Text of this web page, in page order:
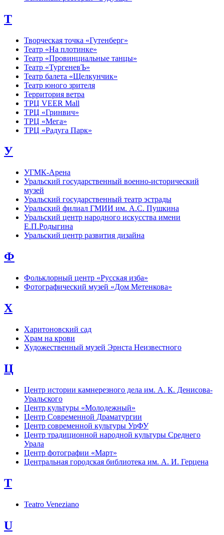
Т
Творческая точка «Гутенберг»
Театр «На плотинке»
Театр «Провинциальные танцы»
Театр «ТургеневЪ»
Театр балета «Щелкунчик»
Театр юного зрителя
Территория ветра
ТРЦ VEER Mall
ТРЦ «Гринвич»
ТРЦ «Мега»
ТРЦ «Радуга Парк»
У
УГМК-Арена
Уральский государственный военно-исторический
музей
Уральский государственный театр эстрады
Уральский филиал ГМИИ им. А.С. Пушкина
Уральский центр народного искусства имени
Е.П.Родыгина
Уральский центр развития дизайна
Ф
Фольклорный центр «Русская изба»
Фотографический музей «Дом Метенкова»
Х
Харитоновский сад
Храм на крови
Художественный музей Эрнста Неизвестного
Ц
Центр истории камнерезного дела им. А. К. Денисова-
Уральского
Центр культуры «Молодежный»
Центр Современной Драматургии
Центр современной культуры УрФУ
Центр традиционной народной культуры Среднего
Урала
Центр фотографии «Март»
Центральная городская библиотека им. А. И. Герцена
T
Teatro Veneziano
U